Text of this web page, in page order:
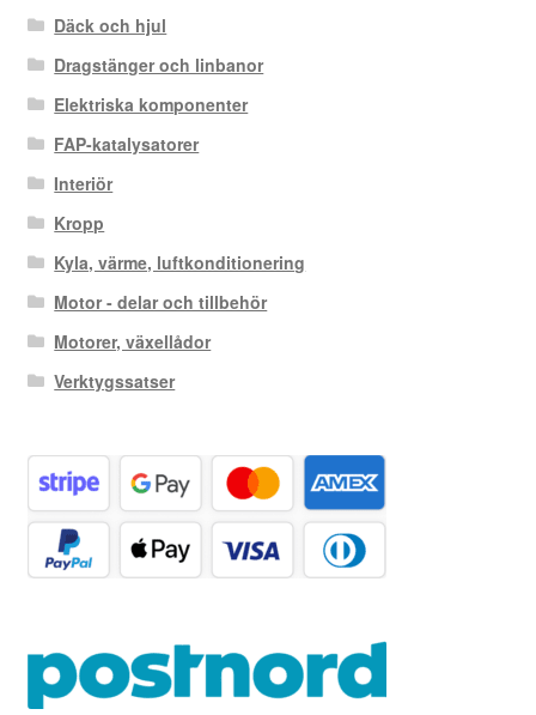
Däck och hjul
Dragstänger och linbanor
Elektriska komponenter
FAP-katalysatorer
Interiör
Kropp
Kyla, värme, luftkonditionering
Motor - delar och tillbehör
Motorer, växellådor
Verktygssatser